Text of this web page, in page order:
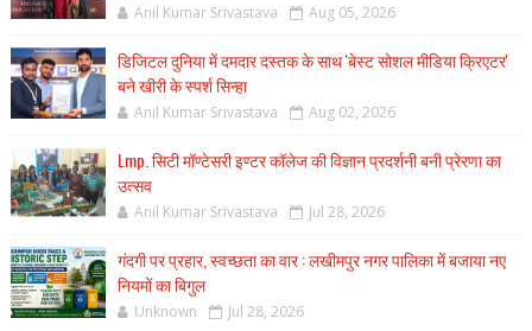
Anil Kumar Srivastava Aug 05, 2026
डिजिटल दुनिया में दमदार दस्तक के साथ 'बेस्ट सोशल मीडिया क्रिएटर'
बने खीरी के स्पर्श सिन्हा
Anil Kumar Srivastava Aug 02, 2026
Lmp. सिटी मॉण्टेसरी इण्टर कॉलेज की विज्ञान प्रदर्शनी बनी प्रेरणा का
उत्सव
Anil Kumar Srivastava Jul 28, 2026
गंदगी पर प्रहार, स्वच्छता का वार : लखीमपुर नगर पालिका में बजाया नए
नियमों का बिगुल
Unknown Jul 28, 2026